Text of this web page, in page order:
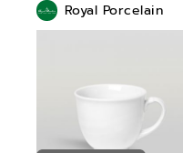
Royal Porcelain